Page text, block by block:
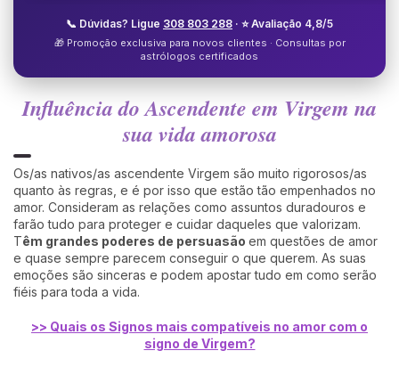
📞 Dúvidas? Ligue 308 803 288 · ⭐ Avaliação 4,8/5
🎁 Promoção exclusiva para novos clientes · Consultas por
astrólogos certificados
Influência do Ascendente em Virgem na
sua vida amorosa
Os/as nativos/as ascendente Virgem são muito rigorosos/as
quanto às regras, e é por isso que estão tão empenhados no
amor. Consideram as relações como assuntos duradouros e
farão tudo para proteger e cuidar daqueles que valorizam.
Têm grandes poderes de persuasão em questões de amor
e quase sempre parecem conseguir o que querem. As suas
emoções são sinceras e podem apostar tudo em como serão
fiéis para toda a vida.
>> Quais os Signos mais compatíveis no amor com o
signo de Virgem?